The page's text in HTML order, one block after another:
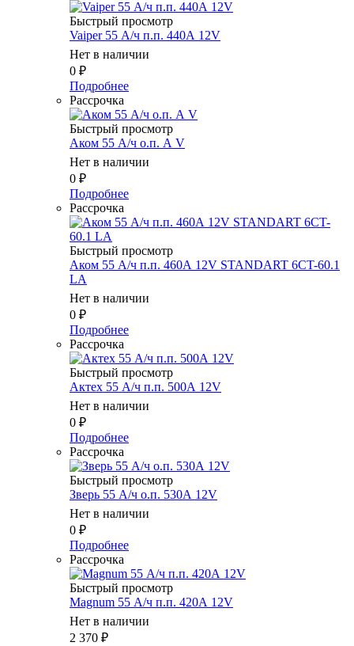
Быстрый просмотр
Vaiper 55 А/ч п.п. 440А 12V
Нет в наличии
0 ₽
Подробнее
Рассрочка
Быстрый просмотр
Аком 55 А/ч о.п. А V
Нет в наличии
0 ₽
Подробнее
Рассрочка
Быстрый просмотр
Аком 55 А/ч п.п. 460А 12V STANDART 6CT-60.1
LA
Нет в наличии
0 ₽
Подробнее
Рассрочка
Быстрый просмотр
Актех 55 А/ч п.п. 500А 12V
Нет в наличии
0 ₽
Подробнее
Рассрочка
Быстрый просмотр
Зверь 55 А/ч о.п. 530А 12V
Нет в наличии
0 ₽
Подробнее
Рассрочка
Быстрый просмотр
Magnum 55 А/ч п.п. 420А 12V
Нет в наличии
2 370 ₽